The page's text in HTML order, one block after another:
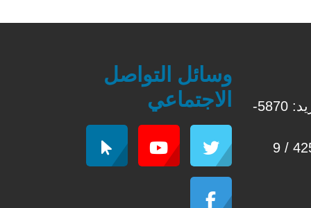
، كورنيش النهر صندوق بريد: 5870-
وسائل التواصل
الاجتماعي